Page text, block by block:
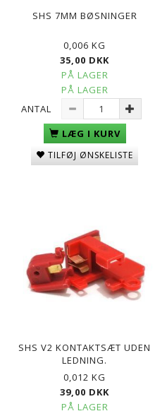
SHS 7MM BØSNINGER
0,006 KG
35,00 DKK
PÅ LAGER
PÅ LAGER
ANTAL
LÆG I KURV
TILFØJ ØNSKELISTE
SHS V2 KONTAKTSÆT UDEN
LEDNING.
0,012 KG
39,00 DKK
PÅ LAGER